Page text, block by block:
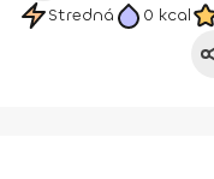
Stredná 0 kcal